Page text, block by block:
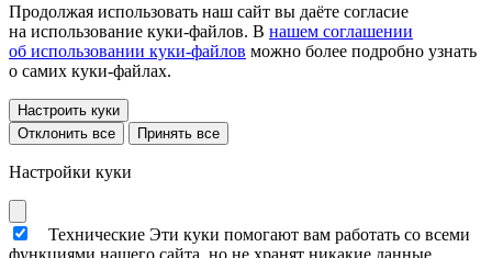
Продолжая использовать наш сайт вы даёте согласие
на использование куки-файлов. В нашем соглашении
об использовании куки-файлов можно более подробно узнать
о самих куки-файлах.
Настроить куки
Отклонить все
Принять все
Настройки куки
Технические Эти куки помогают вам работать со всеми
функциями нашего сайта, но не хранят никакие данные,